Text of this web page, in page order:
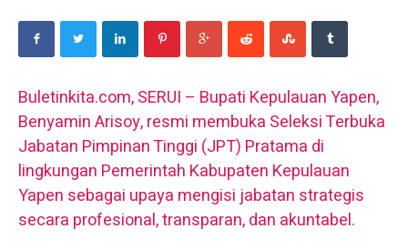
Buletinkita.com, SERUI – Bupati Kepulauan Yapen,
Benyamin Arisoy, resmi membuka Seleksi Terbuka
Jabatan Pimpinan Tinggi (JPT) Pratama di
lingkungan Pemerintah Kabupaten Kepulauan
Yapen sebagai upaya mengisi jabatan strategis
secara profesional, transparan, dan akuntabel.